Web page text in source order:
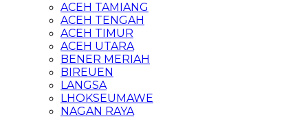
ACEH TAMIANG
ACEH TENGAH
ACEH TIMUR
ACEH UTARA
BENER MERIAH
BIREUEN
LANGSA
LHOKSEUMAWE
NAGAN RAYA